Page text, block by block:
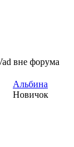
Альбина
Новичок